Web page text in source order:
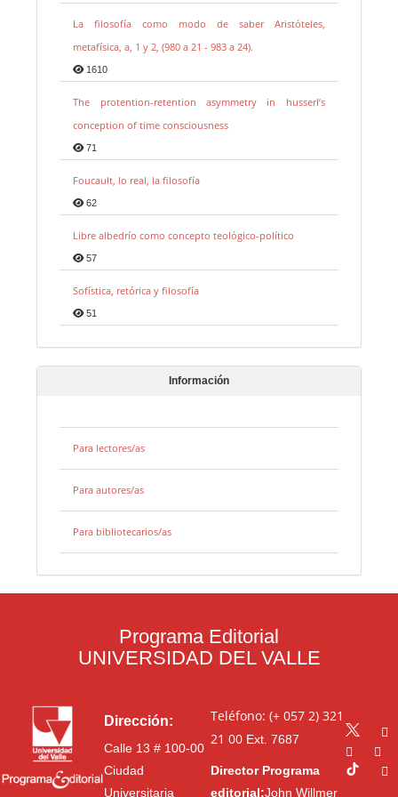
La filosofía como modo de saber Aristóteles,
metafísica, a, 1 y 2, (980 a 21 - 983 a 24).
1610
The protention-retention asymmetry in husserl’s
conception of time consciousness
71
Foucault, lo real, la filosofía
62
Libre albedrío como concepto teológico-político
57
Sofística, retórica y filosofía
51
Información
Para lectores/as
Para autores/as
Para bibliotecarios/as
Programa Editorial
UNIVERSIDAD DEL VALLE
Dirección:
Calle 13 # 100-00
Ciudad
Universitaria
Teléfono: (+ 057 2) 321
21 00Ext. 7687
Director Programa
editorial:John Willmer